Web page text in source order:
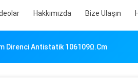
Hakkımızda Bize Ulaşın
Direnci Antistatik 106109Ω.cm